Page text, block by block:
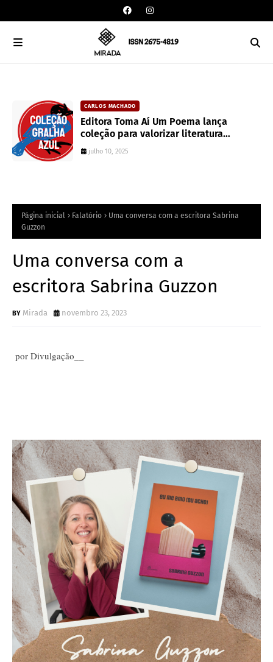
CARLOS MACHADO
Editora Toma Aí Um Poema lança
coleção para valorizar literatura
paranaense
julho 10, 2025
Página inicial Falatório
Uma conversa com a escritora Sabrina
Guzzon
Uma conversa com a
escritora Sabrina Guzzon
Mirada novembro 23, 2023
por Divulgação__